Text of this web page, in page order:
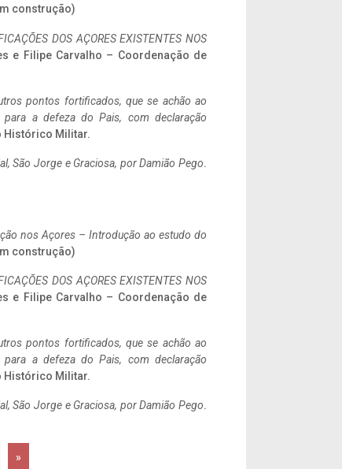
construção)
DOS AÇORES EXISTENTES NOS
e Filipe Carvalho – Coordenação de
pontos fortificados, que se achão ao
para a defeza do Pais, com declaração
Histórico Militar.
São Jorge e Graciosa, por Damião Pego.
nos Açores – Introdução ao estudo do
construção)
DOS AÇORES EXISTENTES NOS
e Filipe Carvalho – Coordenação de
pontos fortificados, que se achão ao
para a defeza do Pais, com declaração
Histórico Militar.
São Jorge e Graciosa, por Damião Pego.
»